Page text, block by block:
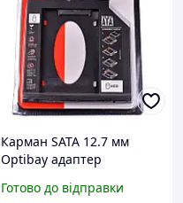
Карман SATA 12.7 мм
Optibay адаптер
другого диска 2.5" HDD та
Готово до відправки